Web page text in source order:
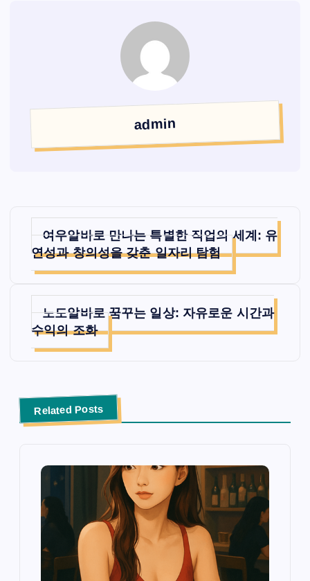
admin
탐
색
여우알바로 만나는 특별한 직업의 세계: 유
연성과 창의성을 갖춘 일자리 탐험
노도알바로 꿈꾸는 일상: 자유로운 시간과
수익의 조화
Related Posts